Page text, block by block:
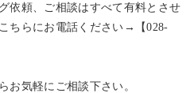
依頼、ご相談はすべて有料とさせ
ちらにお電話ください→【028-
お気軽にご相談下さい。